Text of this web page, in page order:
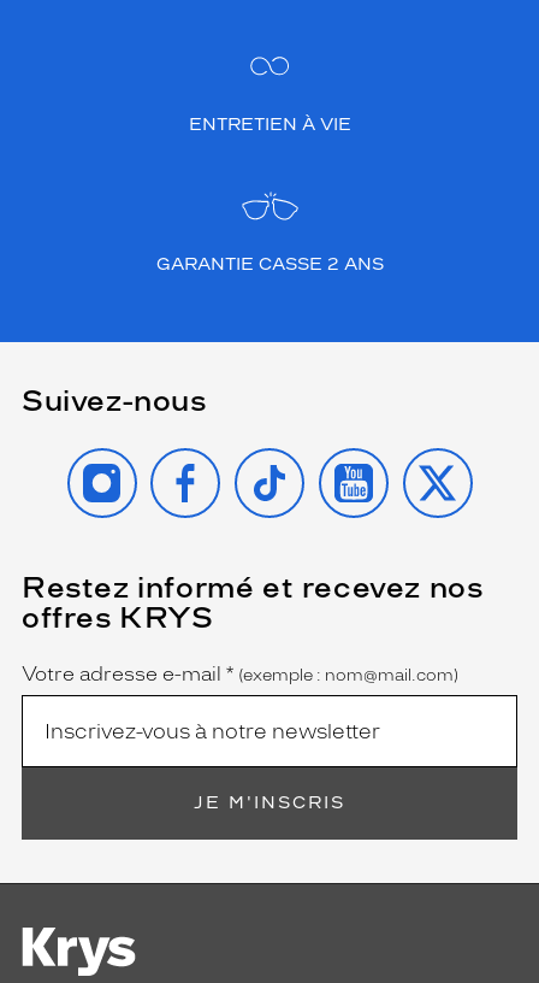
ENTRETIEN À VIE
GARANTIE CASSE 2 ANS
Suivez-nous
INSTAGRAMFACEBOOK
TIKTOK YOUTUBE
X
Restez informé et recevez nos
offres KRYS
Name
Votre adresse e-mail *
(Ce
champ
est
(exemple : nom@mail.com)
JE M'INSCRIS